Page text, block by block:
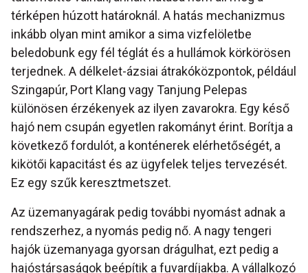
térképen húzott határoknál. A hatás mechanizmus
inkább olyan mint amikor a sima vizfelöletbe
beledobunk egy fél téglát és a hullámok körkörösen
terjednek. A délkelet-ázsiai átrakóközpontok, például
Szingapúr, Port Klang vagy Tanjung Pelepas
különösen érzékenyek az ilyen zavarokra. Egy késő
hajó nem csupán egyetlen rakományt érint. Borítja a
következő fordulót, a konténerek elérhetőségét, a
kikötői kapacitást és az ügyfelek teljes tervezését.
Ez egy szűk keresztmetszet.
Az üzemanyagárak pedig további nyomást adnak a
rendszerhez, a nyomás pedig nő. A nagy tengeri
hajók üzemanyaga gyorsan drágulhat, ezt pedig a
hajóstársaságok beépítik a fuvardíjakba. A vállalkozó